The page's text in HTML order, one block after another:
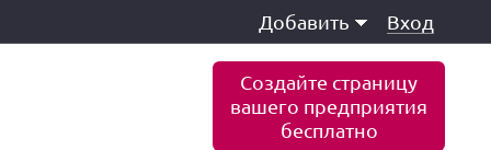
Добавить Вход
Создайте страницу
вашего предприятия
бесплатно